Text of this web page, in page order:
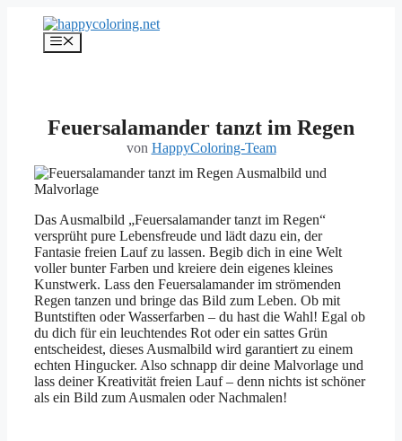
springen
Menü
Feuersalamander tanzt im Regen
von HappyColoring-Team
Das Ausmalbild „Feuersalamander tanzt im Regen“
versprüht pure Lebensfreude und lädt dazu ein, der
Fantasie freien Lauf zu lassen. Begib dich in eine Welt
voller bunter Farben und kreiere dein eigenes kleines
Kunstwerk. Lass den Feuersalamander im strömenden
Regen tanzen und bringe das Bild zum Leben. Ob mit
Buntstiften oder Wasserfarben – du hast die Wahl! Egal ob
du dich für ein leuchtendes Rot oder ein sattes Grün
entscheidest, dieses Ausmalbild wird garantiert zu einem
echten Hingucker. Also schnapp dir deine Malvorlage und
lass deiner Kreativität freien Lauf – denn nichts ist schöner
als ein Bild zum Ausmalen oder Nachmalen!